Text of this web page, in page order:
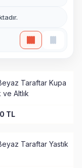
Taraftar Kupa
Altlık
TL
Taraftar Yastık